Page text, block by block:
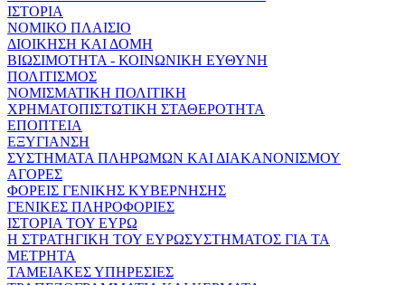
ΙΣΤΟΡΙΑ
ΝΟΜΙΚΟ ΠΛΑΙΣΙΟ
ΔΙΟΙΚΗΣΗ ΚΑΙ ΔΟΜΗ
ΒΙΩΣΙΜΟΤΗΤΑ - ΚΟΙΝΩΝΙΚΗ ΕΥΘΥΝΗ
ΠΟΛΙΤΙΣΜΟΣ
ΝΟΜΙΣΜΑΤΙΚΗ ΠΟΛΙΤΙΚΗ
ΧΡΗΜΑΤΟΠΙΣΤΩΤΙΚΗ ΣΤΑΘΕΡΟΤΗΤΑ
ΕΠΟΠΤΕΙΑ
ΕΞΥΓΙΑΝΣΗ
ΣΥΣΤΗΜΑΤΑ ΠΛΗΡΩΜΩΝ ΚΑΙ ΔΙΑΚΑΝΟΝΙΣΜΟΥ
ΑΓΟΡΕΣ
ΦΟΡΕΙΣ ΓΕΝΙΚΗΣ ΚΥΒΕΡΝΗΣΗΣ
ΓΕΝΙΚΕΣ ΠΛΗΡΟΦΟΡΙΕΣ
ΙΣΤΟΡΙΑ ΤΟΥ ΕΥΡΩ
Η ΣΤΡΑΤΗΓΙΚΗ ΤΟΥ ΕΥΡΩΣΥΣΤΗΜΑΤΟΣ ΓΙΑ ΤΑ
ΜΕΤΡΗΤΑ
ΤΑΜΕΙΑΚΕΣ ΥΠΗΡΕΣΙΕΣ